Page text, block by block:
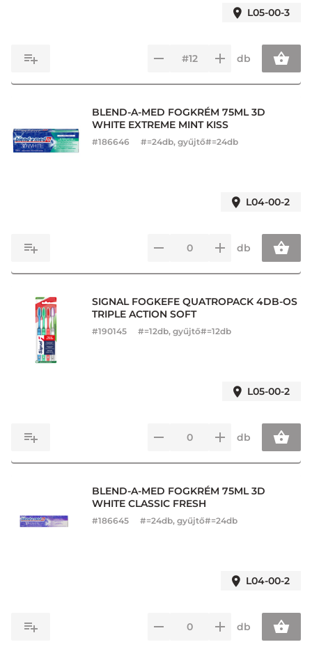
L05-00-3
db
BLEND-A-MED FOGKRÉM 75ML 3D
WHITE EXTREME MINT KISS
#186646 #=24db, gyűjtő#=24db
L04-00-2
db
SIGNAL FOGKEFE QUATROPACK 4DB-OS
TRIPLE ACTION SOFT
#190145 #=12db, gyűjtő#=12db
L05-00-2
db
BLEND-A-MED FOGKRÉM 75ML 3D
WHITE CLASSIC FRESH
#186645 #=24db, gyűjtő#=24db
L04-00-2
db